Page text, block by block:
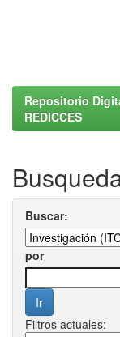
Repositorio
REDICCES
Buscar:
por
Filtros actuales: